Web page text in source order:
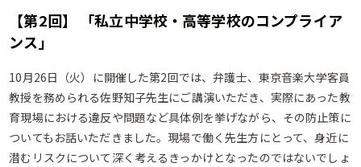
【第2回】 「私立中学校・高等学校のコンプライア
ンス」
10月26日（火）に開催した第2回では、弁護士、東京音楽大学客員
教授を務められる佐野知子先生にご講演いただき、実際にあった教
育現場における違反や問題など具体例を挙げながら、その防止策に
ついてもお話いただきました。現場で働く先生方にとって、身近に
潜むリスクについて深く考えるきっかけとなったのではないでしょ